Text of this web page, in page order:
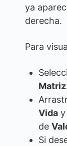
ya
derecha.
Para
Matriz
Vida y
de
Si